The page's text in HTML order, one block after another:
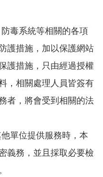
毒系統等相關的各項
護措施，加以保護網站
護措施，只由經過授權
，相關處理人員皆簽有
者，將會受到相關的法
單位提供服務時，本
義務，並且採取必要檢